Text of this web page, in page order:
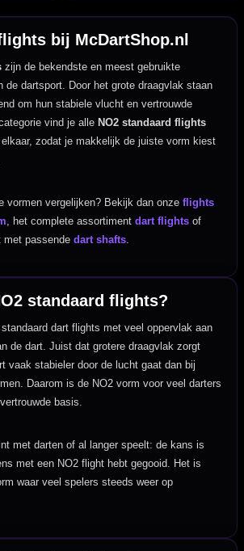
bij McDartShop.nl
zijn de bekendste en meest gebruikte
de dartsport. Door het grote draagvlak staan
om hun stabiele vlucht en vertrouwde
vind je alleNO2 standaard flights
zodat je makkelijk de juiste vorm kiest
vormen vergelijken? Bekijk dan onzeflights
, het complete assortimentdart flights of
met passendedart shafts
standaard flights?
dart flights met veel oppervlak aan
de dart. Juist dat grotere draagvlak zorgt
vaak stabieler door de lucht gaat dan bij
Daarom is de NO2 vorm voor veel darters
basis.
met darten of al langer speelt: de kans is
met een NO2 flight hebt gegooid. Het is
waar veel spelers steeds weer op